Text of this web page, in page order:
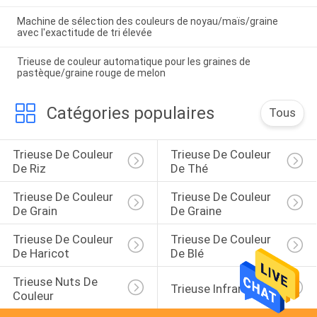
Machine de sélection des couleurs de noyau/maïs/graine
avec l'exactitude de tri élevée
Trieuse de couleur automatique pour les graines de
pastèque/graine rouge de melon
Catégories populaires Tous
Trieuse De Couleur
De Riz
Trieuse De Couleur
De Thé
Trieuse De Couleur
De Grain
Trieuse De Couleur
De Graine
Trieuse De Couleur
De Haricot
Trieuse De Couleur
De Blé
Trieuse Nuts De
Couleur
Trieuse Infrarouge